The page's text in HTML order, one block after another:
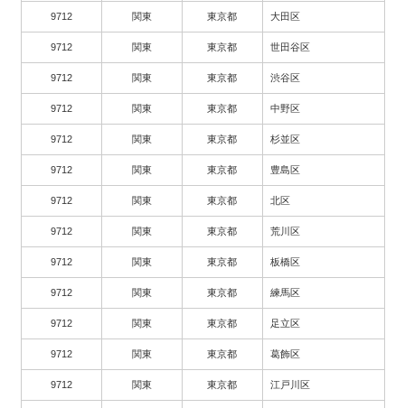
9712 関東 東京都 大田区
9712 関東 東京都 世田谷区
9712 関東 東京都 渋谷区
9712 関東 東京都 中野区
9712 関東 東京都 杉並区
9712 関東 東京都 豊島区
9712 関東 東京都 北区
9712 関東 東京都 荒川区
9712 関東 東京都 板橋区
9712 関東 東京都 練馬区
9712 関東 東京都 足立区
9712 関東 東京都 葛飾区
9712 関東 東京都 江戸川区